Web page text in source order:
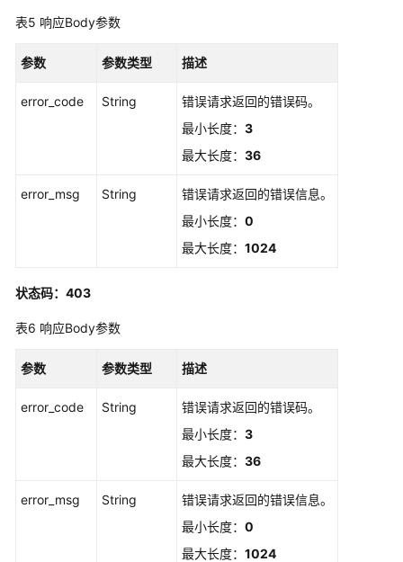
书
具
委
权
ShowCertificateAuthorityObsAgency
创
表5 响应Body参数
参数 参数类型 描述
error_code String
错误请求返回的错误码。
最小长度： 3
最大长度： 36
error_msg String
错误请求返回的错误信息。
最小长度： 0
最大长度： 1024
状态码：403
表6 响应Body参数
参数 参数类型 描述
error_code String
错误请求返回的错误码。
最小长度： 3
最大长度： 36
error_msg String
错误请求返回的错误信息。
最小长度： 0
最大长度： 1024